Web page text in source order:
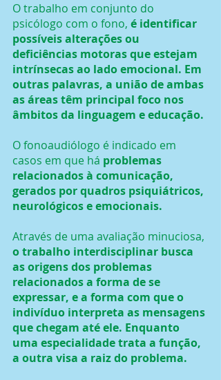
O trabalho em conjunto do
psicólogo com o fono, é identificar
possíveis alterações ou
deficiências motoras que estejam
intrínsecas ao lado emocional. Em
outras palavras, a união de ambas
as áreas têm principal foco nos
âmbitos da linguagem e educação.
O fonoaudiólogo é indicado em
casos em que há problemas
relacionados à comunicação,
gerados por quadros psiquiátricos,
neurológicos e emocionais.
Através de uma avaliação minuciosa,
o trabalho interdisciplinar busca
as origens dos problemas
relacionados a forma de se
expressar, e a forma com que o
indivíduo interpreta as mensagens
que chegam até ele. Enquanto
uma especialidade trata a função,
a outra visa a raiz do problema.